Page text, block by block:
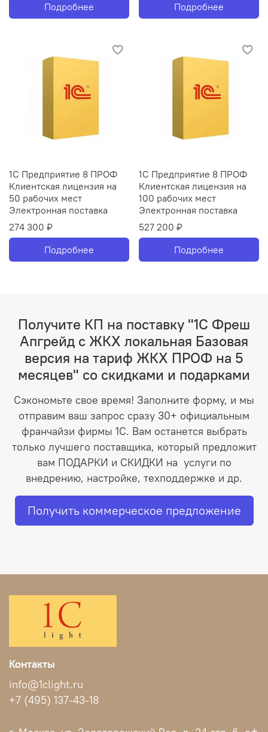
Подробнее
Подробнее
1С Предприятие 8 ПРОФ
Клиентская лицензия на
50 рабочих мест
Электронная поставка
274 300 ₽
Подробнее
1С Предприятие 8 ПРОФ
Клиентская лицензия на
100 рабочих мест
Электронная поставка
527 200 ₽
Подробнее
Получите КП на поставку "1С Фреш
Апгрейд с ЖКХ локальная Базовая
версия на тариф ЖКХ ПРОФ на 5
месяцев" со скидками и подарками
Сэкономьте свое время! Заполните форму, и мы
отправим ваш запрос сразу 30+ официальным
франчайзи фирмы 1С. Вам останется выбрать
только лучшего поставщика, который предложит
вам ПОДАРКИ и СКИДКИ на услуги по
внедрению, настройке, техподдержке и др.
Получить коммерческое предложение
Контакты
info@1clight.ru
+7 (495) 137-43-18